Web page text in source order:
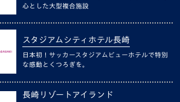
心とした大型複合施設
スタジアムシティホテル長崎
日本初！サッカースタジアムビューホテルで特別
な感動とくつろぎを。
長崎リゾートアイランド